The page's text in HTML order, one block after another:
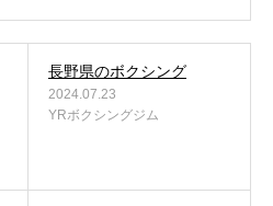
長野県のボクシング
2024.07.23
YRボクシングジム